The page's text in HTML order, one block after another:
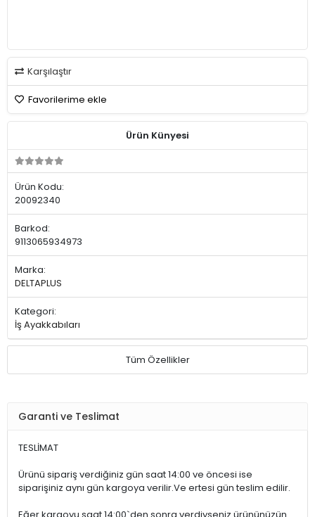
Karşılaştır
Favorilerime ekle
Ürün Künyesi
Ürün Kodu:
20092340
Barkod:
9113065934973
Marka:
DELTAPLUS
Kategori:
İş Ayakkabıları
Tüm Özellikler
Garanti ve Teslimat
TESLİMAT
Ürünü sipariş verdiğiniz gün saat 14:00 ve öncesi ise
siparişiniz aynı gün kargoya verilir.Ve ertesi gün teslim edilir.